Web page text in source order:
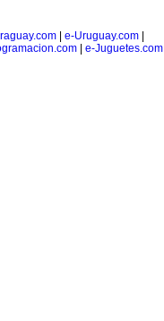
e-Uruguay.com
e-Juguetes.com